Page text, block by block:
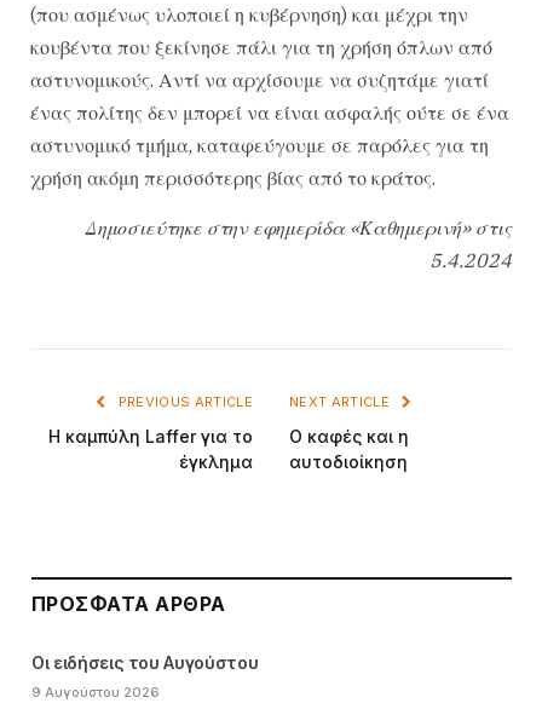
(που ασμένως υλοποιεί η κυβέρνηση) και μέχρι την
κουβέντα που ξεκίνησε πάλι για τη χρήση όπλων από
αστυνομικούς. Αντί να αρχίσουμε να συζητάμε γιατί
ένας πολίτης δεν μπορεί να είναι ασφαλής ούτε σε ένα
αστυνομικό τμήμα, καταφεύγουμε σε παρόλες για τη
χρήση ακόμη περισσότερης βίας από το κράτος.
Δημοσιεύτηκε στην εφημερίδα «Καθημερινή» στις
5.4.2024
PREVIOUS ARTICLE
Η καμπύλη Laffer για το
έγκλημα
NEXT ARTICLE
Ο καφές και η
αυτοδιοίκηση
ΠΡΌΣΦΑΤΑ ΆΡΘΡΑ
Οι ειδήσεις του Αυγούστου
9 Αυγούστου 2026